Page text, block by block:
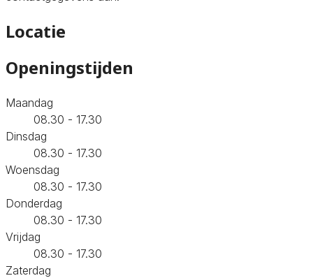
Locatie
Openingstijden
Maandag
08.30 - 17.30
Dinsdag
08.30 - 17.30
Woensdag
08.30 - 17.30
Donderdag
08.30 - 17.30
Vrijdag
08.30 - 17.30
Zaterdag